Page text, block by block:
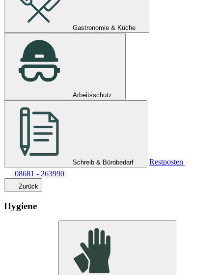
Gastronomie & Küche
Arbeitsschutz
Schreib & Bürobedarf
Restposten
08681 - 263990
Zurück
Hygiene